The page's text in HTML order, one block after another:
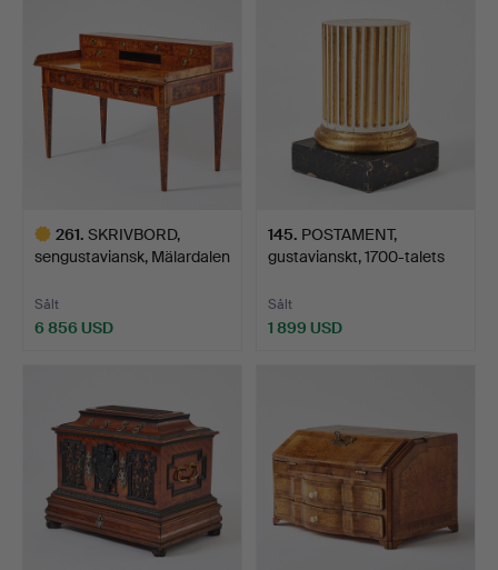
261. SKRIVBORD,
sengustaviansk, Mälardalen
Sålt
6 856 USD
145. POSTAMENT,
gustavianskt, 1700-talets
Sålt
1 899 USD